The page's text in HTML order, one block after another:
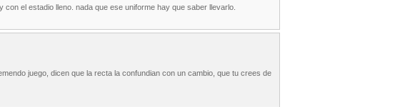
el estadio lleno. nada que ese uniforme hay que saber llevarlo.
juego, dicen que la recta la confundian con un cambio, que tu crees de